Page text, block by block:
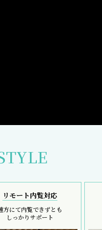
リモート内覧対応
方にて内覧できずとも
しっかりサポート